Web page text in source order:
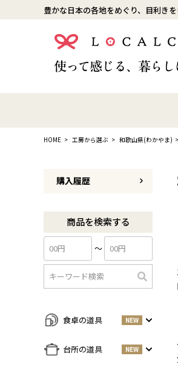
豊かな日本の各地をめぐり、目利き
HOME 工房から選ぶ 和歌山県(わかやま)
購入履歴
商品を検索する
〜
検
食卓の道具 NEW
すべての商品をみる
台所の道具 NEW